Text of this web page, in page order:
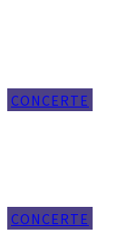
CONCERTE
CONCERTE